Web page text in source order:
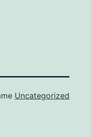
Uncategorized